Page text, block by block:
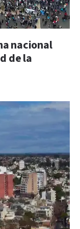
nacional
de la